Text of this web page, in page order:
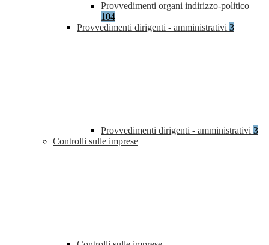
Provvedimenti organi indirizzo-politico
104
Provvedimenti dirigenti - amministrativi 3
Provvedimenti dirigenti - amministrativi 3
Controlli sulle imprese